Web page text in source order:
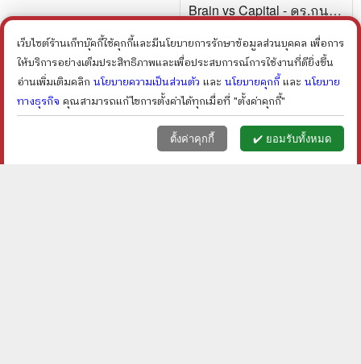
ราคา ฿
shopping_cart
Brain vs Capital - ดร.กุน
ราคา ฿
ลดเหลือ ฿60 14%
shopping_cart
ตะกร้า (0 faceเมนูลูกค้า
เว็บไซต์ร้านเก็ทบุ๊คกี้ใช้คุกกี้และมีนโยบายการรักษาข้อมูลส่วนบุคคล เพื่อการ
ให้บริการอย่างเต็มประสิทธิภาพและเพื่อประสบการณ์การใช้งานที่ดียิ่งขึ้น
อ่านเพิ่มเติมคลิก นโยบายความเป็นส่วนตัว และ นโยบายคุกกี้ และ นโยบาย
ทางธุรกิจ คุณสามารถแก้ไขการตั้งค่าได้ทุกเมื่อที่ "ตั้งค่าคุกกี้"
ตั้งค่าคุกกี้ ✔️ ยอมรับทั้งหมด